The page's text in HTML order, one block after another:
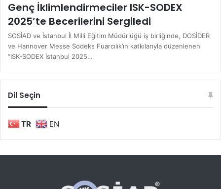
Genç İklimlendirmeciler ISK-SODEX
2025’te Becerilerini Sergiledi
SOSİAD ve İstanbul İl Milli Eğitim Müdürlüğü iş birliğinde, DOSİDER
ve Hannover Messe Sodeks Fuarcılık’ın katkılarıyla düzenlenen
“ISK-SODEX İstanbul 2025…
Dil Seçin
TR EN